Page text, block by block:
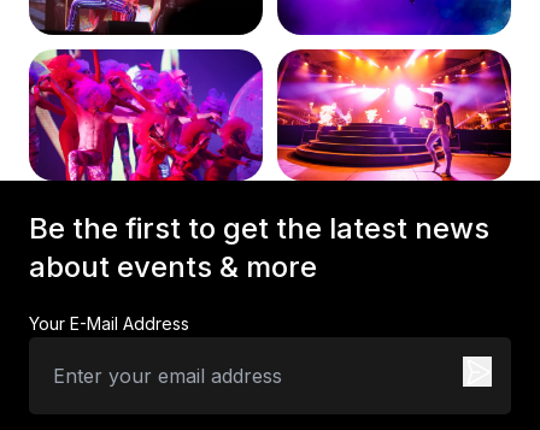
Be the first to get the latest news
about events & more
Your E-Mail Address